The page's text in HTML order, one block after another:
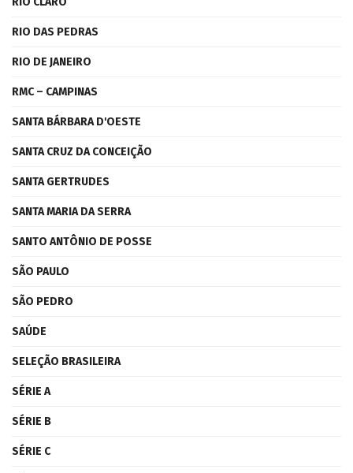
RIO DAS PEDRAS
RIO DE JANEIRO
RMC – CAMPINAS
SANTA BÁRBARA D'OESTE
SANTA CRUZ DA CONCEIÇÃO
SANTA GERTRUDES
SANTA MARIA DA SERRA
SANTO ANTÔNIO DE POSSE
SÃO PAULO
SÃO PEDRO
SAÚDE
SELEÇÃO BRASILEIRA
SÉRIE A
SÉRIE B
SÉRIE C